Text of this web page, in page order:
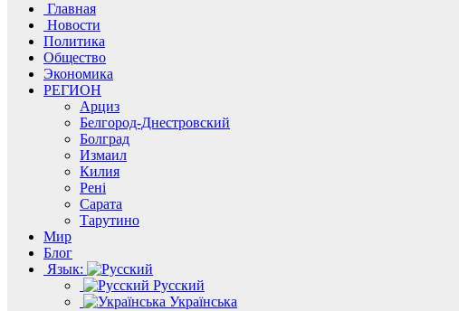
Главная
Новости
Политика
Общество
Экономика
РЕГИОН
Арциз
Белгород-Днестровский
Болград
Измаил
Килия
Рені
Сарата
Тарутино
Мир
Блог
Язык:
Русский
Українська